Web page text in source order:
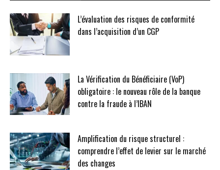
L’évaluation des risques de conformité
dans l’acquisition d’un CGP
La Vérification du Bénéficiaire (VoP)
obligatoire : le nouveau rôle de la banque
contre la fraude à l’IBAN
Amplification du risque structurel :
comprendre l’effet de levier sur le marché
des changes